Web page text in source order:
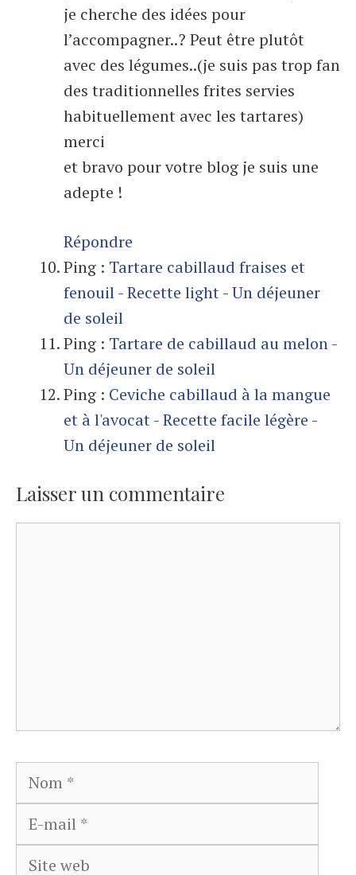
je cherche des idées pour
l’accompagner..? Peut être plutôt
avec des légumes..(je suis pas trop fan
des traditionnelles frites servies
habituellement avec les tartares)
merci
et bravo pour votre blog je suis une
adepte !
Répondre
Ping : Tartare cabillaud fraises et
fenouil - Recette light - Un déjeuner
de soleil
Ping : Tartare de cabillaud au melon -
Un déjeuner de soleil
Ping : Ceviche cabillaud à la mangue
et à l'avocat - Recette facile légère -
Un déjeuner de soleil
Laisser un commentaire
Nom